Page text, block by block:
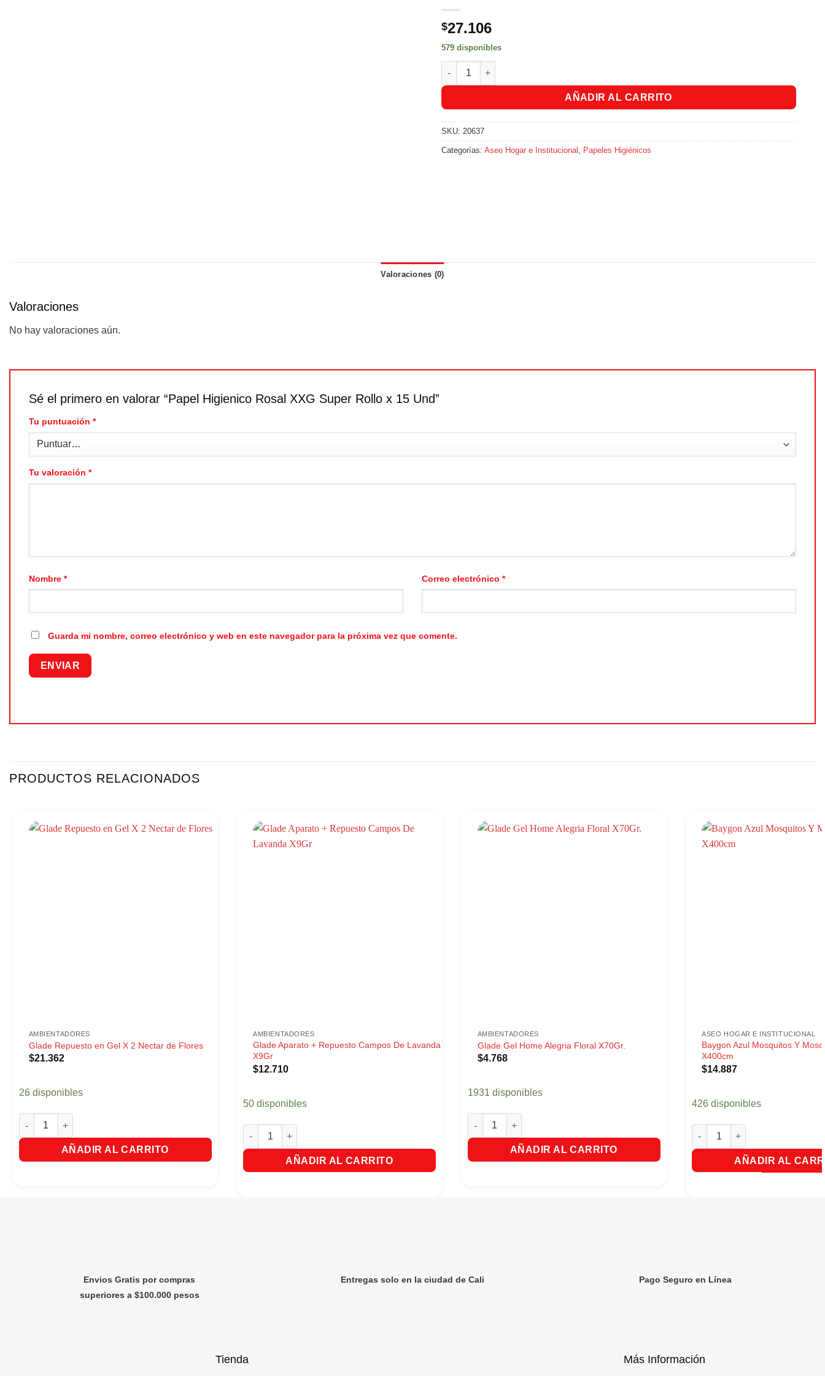
$27.106
579 disponibles
Papel Higienico Rosal XXG Super Rollo x 15 Und cantidad
AÑADIR AL CARRITO
SKU:20637
Categorías:Aseo Hogar e Institucional , Papeles Higiénicos
Valoraciones (0)
Valoraciones
No hay valoraciones aún.
Sé el primero en valorar “Papel Higienico Rosal XXG Super Rollo x 15 Und”
Tu puntuación *
Tu valoración *
Nombre * Correo electrónico *
Guarda mi nombre, correo electrónico y web en este navegador para la próxima vez que comente.
PRODUCTOS RELACIONADOS
AMBIENTADORES
Glade Repuesto en Gel X 2 Nectar de Flores
$21.362
26 disponibles
Glade Repuesto en Gel X 2 Nectar de Flores cantidad
AÑADIR AL CARRITO
AMBIENTADORES
Glade Aparato + Repuesto Campos De Lavanda
X9Gr
$12.710
50 disponibles
Glade Aparato + Repuesto Campos De Lavanda X9Gr cantidad
AÑADIR AL CARRITO
AMBIENTADORES
Glade Gel Home Alegria Floral X70Gr.
$4.768
1931 disponibles
Glade Gel Home Alegria Floral X70Gr. cantidad
AÑADIR AL CARRITO
ASEO HOGAR E INSTITUCIONAL
Baygon Azul Mosquitos Y
X400cm
$14.887
426 disponibles
Baygon Azul Mosquitos Y
AÑADIR AL
Envios Gratis por compras
superiores a $100.000 pesos
Entregas solo en la ciudad de Cali Pago Seguro en Línea
Tienda Más Información